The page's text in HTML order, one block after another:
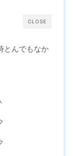
CLOSE
とんでもなか